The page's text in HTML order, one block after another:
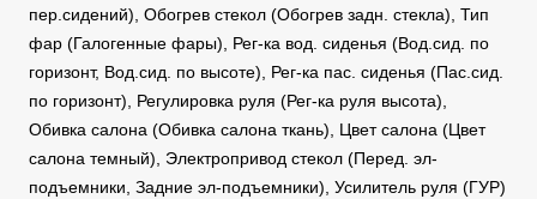
пер.сидений), Обогрев стекол (Обогрев задн. стекла), Тип
фар (Галогенные фары), Рег-ка вод. сиденья (Вод.сид. по
горизонт, Вод.сид. по высоте), Рег-ка пас. сиденья (Пас.сид.
по горизонт), Регулировка руля (Рег-ка руля высота),
Обивка салона (Обивка салона ткань), Цвет салона (Цвет
салона темный), Электропривод стекол (Перед. эл-
подъемники, Задние эл-подъемники), Усилитель руля (ГУР)